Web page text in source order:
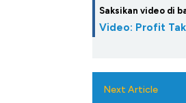
Saksikan video di
Video: Profit
Next Article